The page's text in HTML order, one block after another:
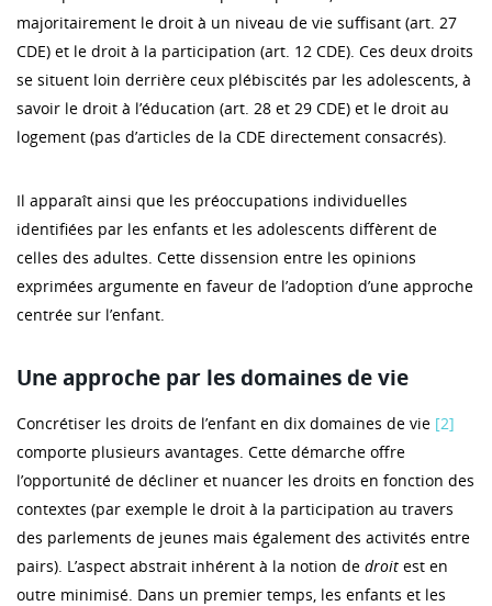
majoritairement le droit à un niveau de vie suffisant (art. 27
CDE) et le droit à la participation (art. 12 CDE). Ces deux droits
se situent loin derrière ceux plébiscités par les adolescents, à
savoir le droit à l’éducation (art. 28 et 29 CDE) et le droit au
logement (pas d’articles de la CDE directement consacrés).
Il apparaît ainsi que les préoccupations individuelles
identifiées par les enfants et les adolescents diffèrent de
celles des adultes. Cette dissension entre les opinions
exprimées argumente en faveur de l’adoption d’une approche
centrée sur l’enfant.
Une approche par les domaines de vie
Concrétiser les droits de l’enfant en dix domaines de vie [2]
comporte plusieurs avantages. Cette démarche offre
l’opportunité de décliner et nuancer les droits en fonction des
contextes (par exemple le droit à la participation au travers
des parlements de jeunes mais également des activités entre
pairs). L’aspect abstrait inhérent à la notion de droit est en
outre minimisé. Dans un premier temps, les enfants et les